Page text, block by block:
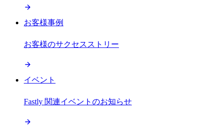
お客様事例
お客様のサクセスストリー
イベント
Fastly 関連イベントのお知らせ